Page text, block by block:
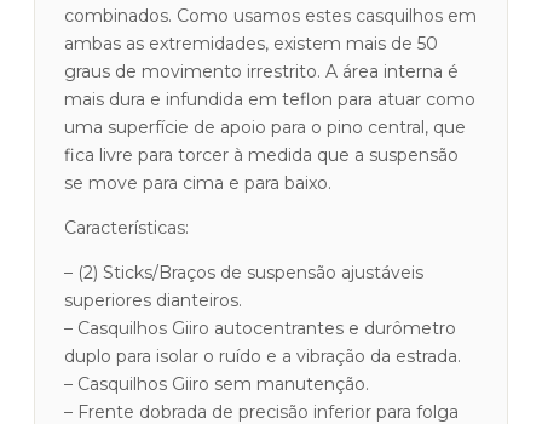
combinados. Como usamos estes casquilhos em
ambas as extremidades, existem mais de 50
graus de movimento irrestrito. A área interna é
mais dura e infundida em teflon para atuar como
uma superfície de apoio para o pino central, que
fica livre para torcer à medida que a suspensão
se move para cima e para baixo.
Características:
– (2) Sticks/Braços de suspensão ajustáveis
superiores dianteiros.
– Casquilhos Giiro autocentrantes e durômetro
duplo para isolar o ruído e a vibração da estrada.
– Casquilhos Giiro sem manutenção.
– Frente dobrada de precisão inferior para folga